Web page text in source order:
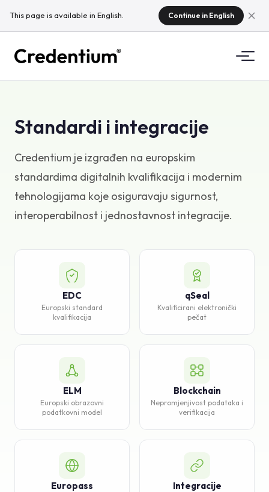
This page is available in English. Continue in English
Kako funkcionira
Zašto Credentium
O CloudTeamu
Za sveučilišta
Za tvrtke za obuku
Za eventne tvrtke
Što su mikrokvalifikacije?
Baza znanja
Podrška
Standardi i integracije
Credentium je izgrađen na europskim
standardima digitalnih kvalifikacija i modernim
tehnologijama koje osiguravaju sigurnost,
interoperabilnost i jednostavnost integracije.
EDC
Europski standard
kvalifikacija
qSeal
Kvalificirani elektronički
pečat
ELM
Europski obrazovni
podatkovni model
Blockchain
Nepromjenjivost podataka i
verifikacija
Europass Integracije